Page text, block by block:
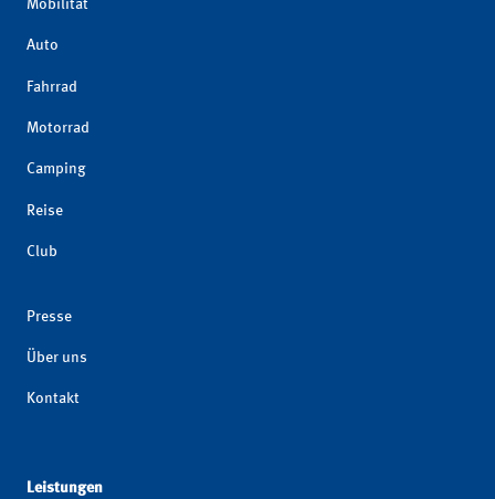
Mobilität
Auto
Fahrrad
Motorrad
Camping
Reise
Club
Presse
Über uns
Kontakt
Leistungen